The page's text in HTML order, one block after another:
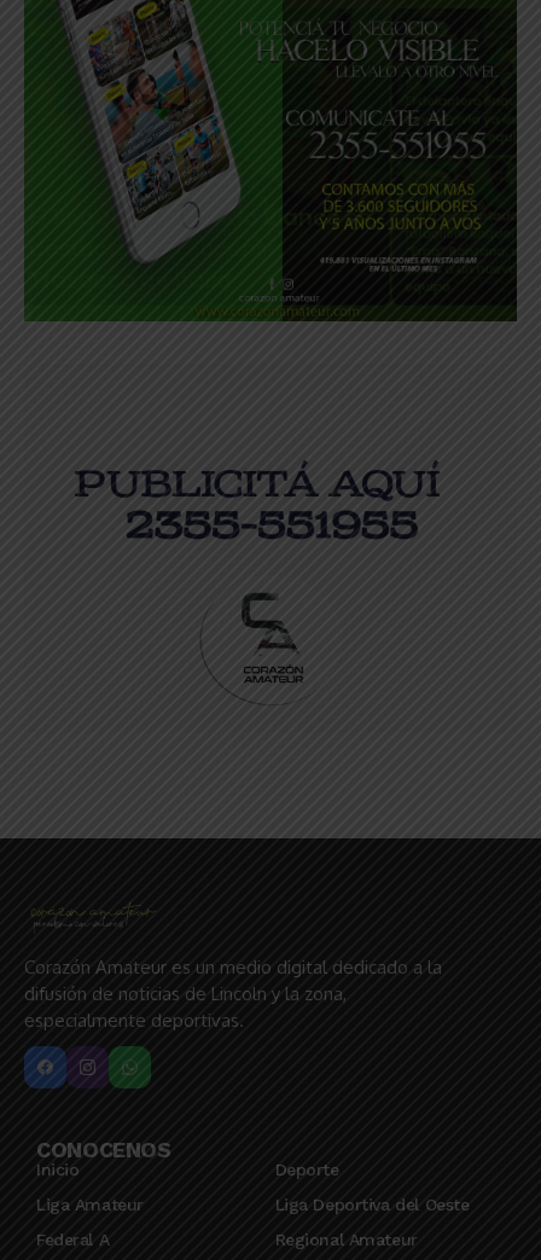
Corazón Amateur es un medio digital dedicado a la
difusión de noticias de Lincoln y la zona,
especialmente deportivas.
CONOCENOS
Inicio
Deporte
Liga Amateur
Liga Deportiva del Oeste
Federal A
Regional Amateur